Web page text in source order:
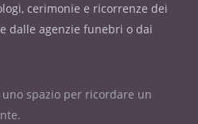
cerimonie e ricorrenze dei
dalle agenzie funebri o dai
spazio per ricordare un